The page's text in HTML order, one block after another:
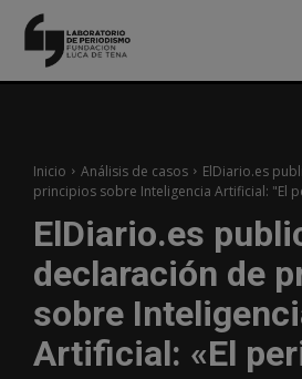
Inicio Análisis de casos
ElDiario.es
principios sobre Inteligencia Artificial: "El
ElDiario.es
declaración de
sobre
Artificial: «El